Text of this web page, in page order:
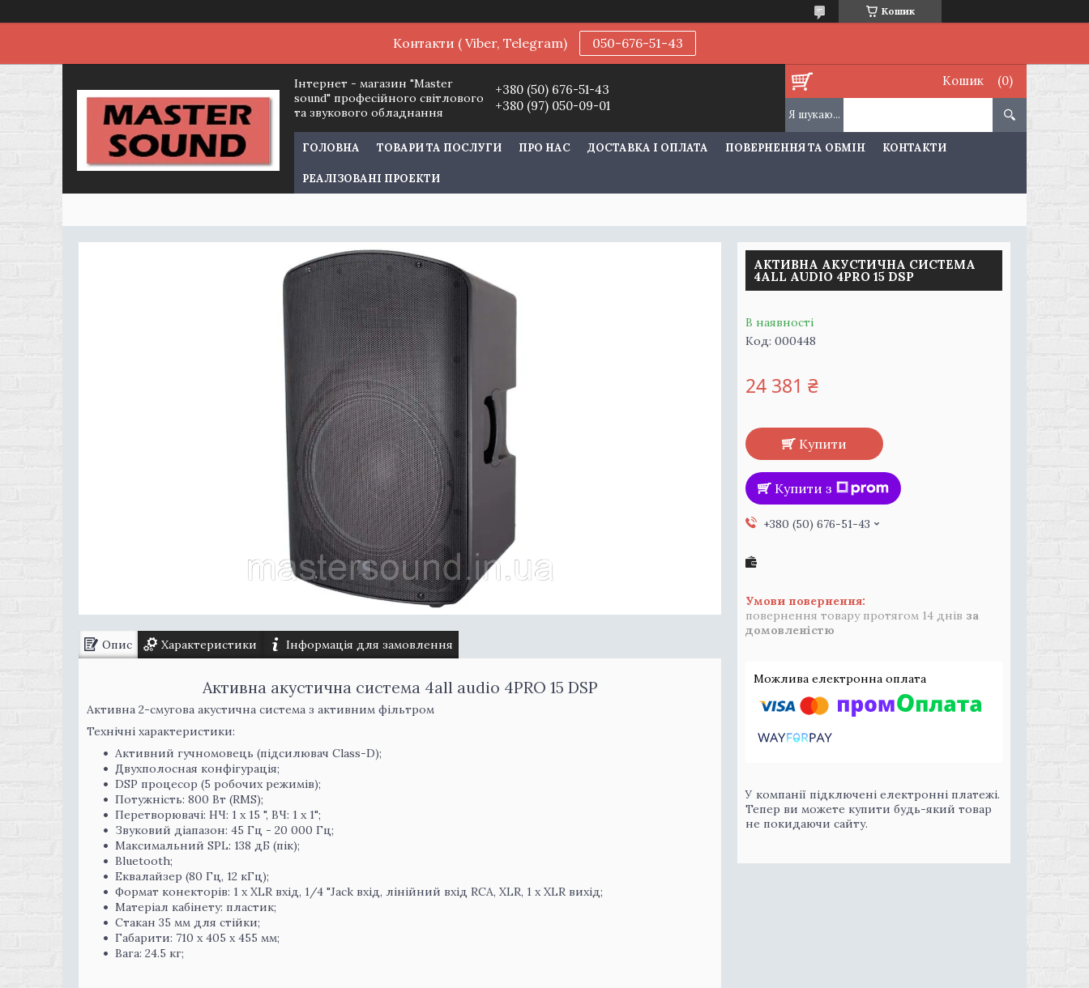
Кошик
Контакти ( Viber, Telegram) 050-676-51-43
Інтернет - магазин "Master
sound" професійного світлового
та звукового обладнання
+380 (50) 676-51-43
+380 (97) 050-09-01
Кошик
ГОЛОВНА ТОВАРИ ТА ПОСЛУГИ ПРО НАС ДОСТАВКА І ОПЛАТА ПОВЕРНЕННЯ ТА ОБМІН КОНТАКТИ
РЕАЛІЗОВАНІ ПРОЕКТИ
Опис Характеристики Інформація для замовлення
Активна акустична система 4all audio 4PRO 15 DSP
Активна 2-смугова акустична система з активним фільтром
Технічні характеристики:
Активний гучномовець (підсилювач Class-D);
Двухполосная конфігурація;
DSP процесор (5 робочих режимів);
Потужність: 800 Вт (RMS);
Перетворювачі: НЧ: 1 х 15 ", ВЧ: 1 х 1";
Звуковий діапазон: 45 Гц - 20 000 Гц;
Максимальний SPL: 138 дБ (пік);
Bluetooth;
Еквалайзер (80 Гц, 12 кГц);
Формат конекторів: 1 х XLR вхід, 1/4 "Jack вхід, лінійний вхід RCA, XLR, 1 х XLR вихід;
Матеріал кабінету: пластик;
Стакан 35 мм для стійки;
Габарити: 710 x 405 x 455 мм;
Вага: 24.5 кг;
АКТИВНА АКУСТИЧНА СИСТЕМА
4ALL AUDIO 4PRO 15 DSP
В наявності
Код: 000448
24 381 ₴
Купити
Купити з
+380 (50) 676-51-43
повернення товару протягом 14 днів за
домовленістю
У компанії підключені електронні платежі.
Тепер ви можете купити будь-який товар
не покидаючи сайту.